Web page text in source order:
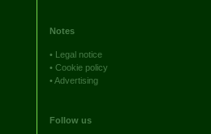
Notes
• Legal notice
• Cookie policy
•Advertising
Follow us